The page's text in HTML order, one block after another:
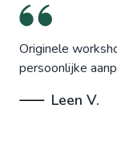
Originele
persoonlijke
Leen V.